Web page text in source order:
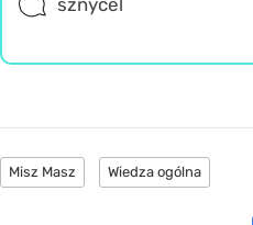
Misz Masz Wiedza ogólna